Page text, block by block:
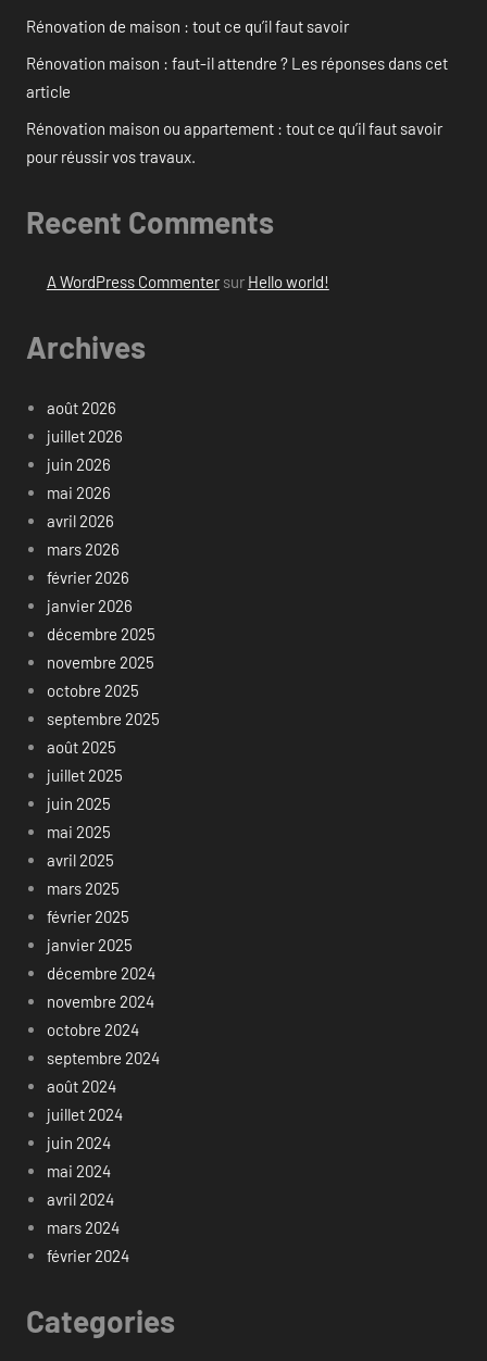
Rénovation de maison : tout ce qu’il faut savoir
Rénovation maison : faut-il attendre ? Les réponses dans cet
article
Rénovation maison ou appartement : tout ce qu’il faut savoir
pour réussir vos travaux.
Recent Comments
A WordPress Commentersur Hello world!
Archives
août 2026
juillet 2026
juin 2026
mai 2026
avril 2026
mars 2026
février 2026
janvier 2026
décembre 2025
novembre 2025
octobre 2025
septembre 2025
août 2025
juillet 2025
juin 2025
mai 2025
avril 2025
mars 2025
février 2025
janvier 2025
décembre 2024
novembre 2024
octobre 2024
septembre 2024
août 2024
juillet 2024
juin 2024
mai 2024
avril 2024
mars 2024
février 2024
Categories